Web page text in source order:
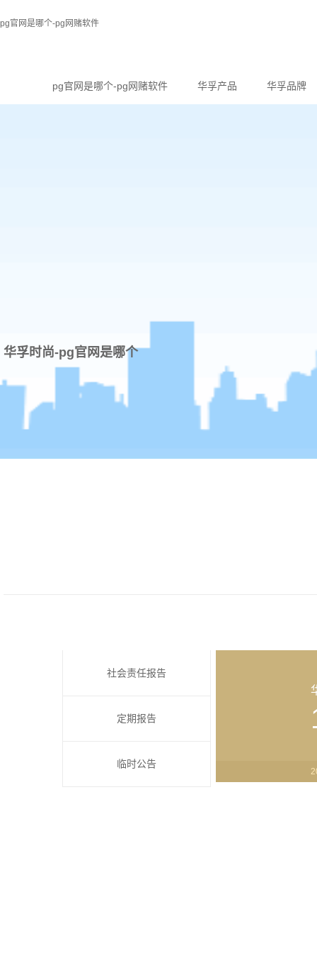
pg官网是哪个-pg网赌软件
pg官网是哪个-pg网赌软件 华孚产品 华孚品牌
华孚时尚-pg官网是哪个
社会责任报告
定期报告
临时公告